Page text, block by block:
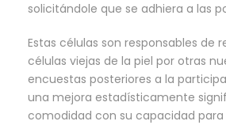
solicitándole que se adhiera a las
Estas células son responsables de
células viejas de la piel por otras
encuestas posteriores a la
una mejora estadísticamente
comodidad con su capacidad